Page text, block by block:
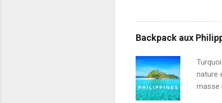
de
un
Backpack aux
nature
masse